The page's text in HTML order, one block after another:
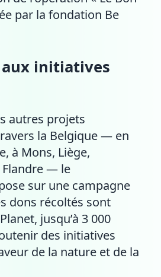
par la fondation Be
initiatives
autres projets
la Belgique — en
à Mons, Liège,
Flandre — le
sur une campagne
dons récoltés sont
jusqu’à 3 000
des initiatives
de la nature et de la